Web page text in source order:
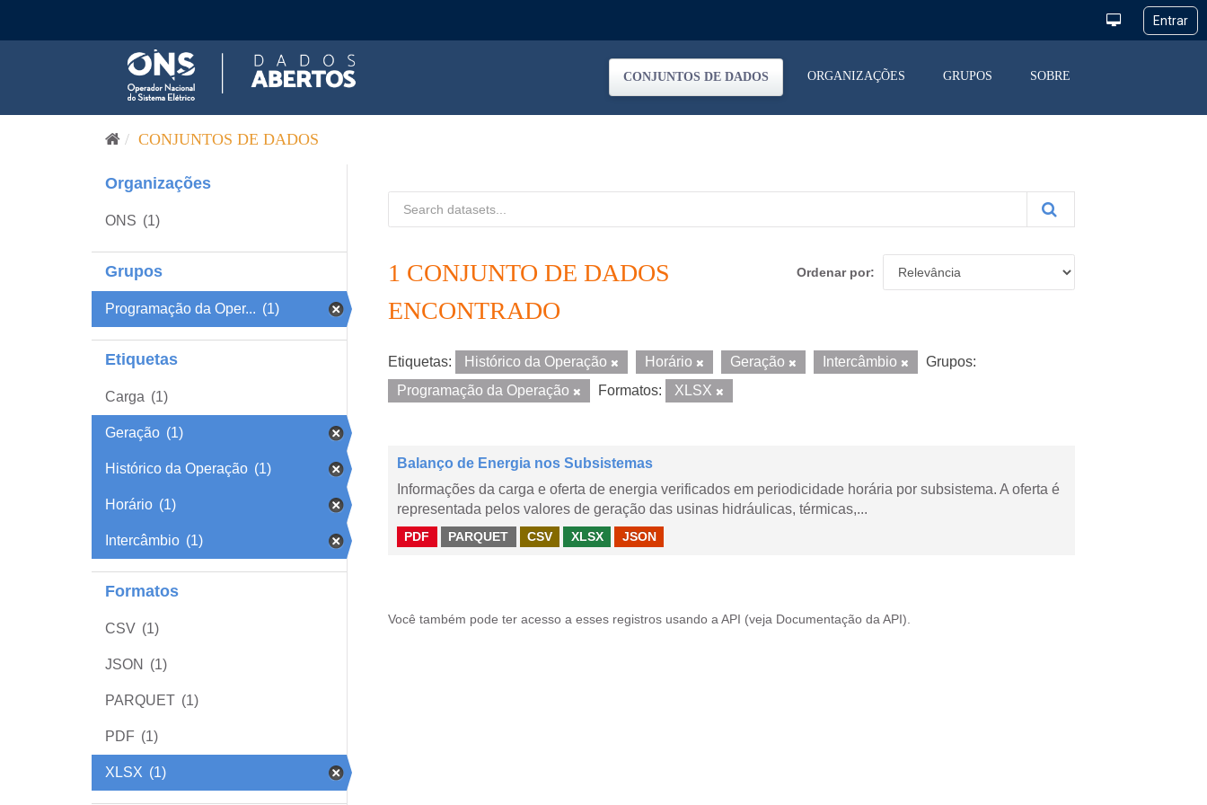
CONJUNTOS DE DADOS ORGANIZAÇÕES GRUPOS SOBRE
CONJUNTOS DE DADOS
Organizações
ONS (1)
Grupos
Programação da Oper... (1)
Etiquetas
Carga (1)
Geração (1)
Histórico da Operação (1)
Horário (1)
Intercâmbio (1)
Formatos
CSV (1)
JSON (1)
PARQUET (1)
PDF (1)
XLSX (1)
Ordenar por
1 CONJUNTO DE DADOS
ENCONTRADO
Etiquetas: Histórico da Operação Horário Geração Intercâmbio
Grupos:
Programação da Operação
Formatos: XLSX
Balanço de Energia nos Subsistemas
Informações da carga e oferta de energia verificados em periodicidade horária por subsistema. A oferta é
representada pelos valores de geração das usinas hidráulicas, térmicas,...
PDF PARQUET CSV XLSX JSON
Você também pode ter acesso a esses registros usando a API (veja Documentação da API ).